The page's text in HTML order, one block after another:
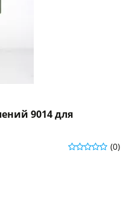
9014 для
(0)